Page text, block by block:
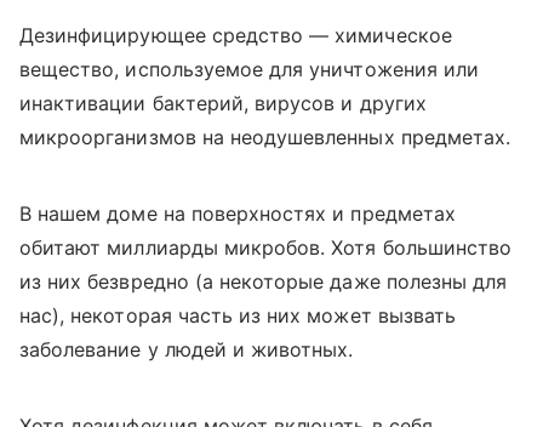
Дезинфицирующее средство — химическое
вещество, используемое для уничтожения или
инактивации бактерий, вирусов и других
микроорганизмов на неодушевленных предметах.
В нашем доме на поверхностях и предметах
обитают миллиарды микробов. Хотя большинство
из них безвредно (а некоторые даже полезны для
нас), некоторая часть из них может вызвать
заболевание у людей и животных.